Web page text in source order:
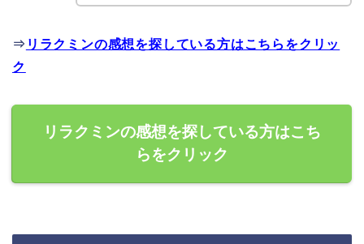
⇒ リラクミンの感想を探している方はこちらをクリッ
ク
リラクミンの感想を探している方はこち
らをクリック